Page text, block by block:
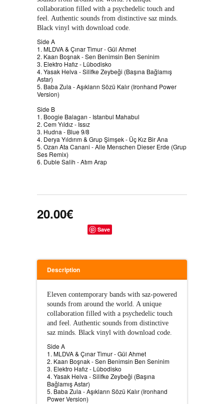
collaboration filled with a psychedelic touch and
feel. Authentic sounds from distinctive saz minds.
Black vinyl with download code.
Side A
1. MLDVA & Çınar Timur - Gül Ahmet
2. Kaan Boşnak - Sen Benimsin Ben Seninim
3. Elektro Hafız - Lübodisko
4. Yasak Helva - Silifke Zeybeği (Başına Bağlamış
Astar)
5. Baba Zula - Aşıkların Sözü Kalır (Ironhand Power
Version)
Side B
1. Boogie Balagan - Istanbul Mahabul
2. Cem Yıldız - Issız
3. Hudna - Blue 9/8
4. Derya Yıldırım & Grup Şimşek - Üç Kız Bir Ana
5. Ozan Ata Canani - Alle Menschen Dieser Erde (Grup
Ses Remix)
6. Duble Salih - Atım Arap
20.00€
Save
Description
Eleven contemporary bands with saz-powered
sounds from around the world. A unique
collaboration filled with a psychedelic touch
and feel. Authentic sounds from distinctive
saz minds. Black vinyl with download code.
Side A
1. MLDVA & Çınar Timur - Gül Ahmet
2. Kaan Boşnak - Sen Benimsin Ben Seninim
3. Elektro Hafız - Lübodisko
4. Yasak Helva - Silifke Zeybeği (Başına
Bağlamış Astar)
5. Baba Zula - Aşıkların Sözü Kalır (Ironhand
Power Version)